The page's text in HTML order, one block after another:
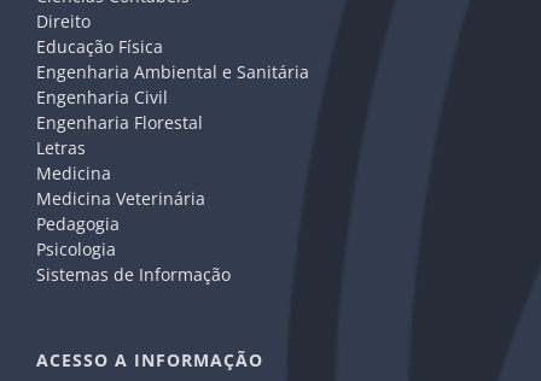
Direito
Educação Física
Engenharia Ambiental e Sanitária
Engenharia Civil
Engenharia Florestal
Letras
Medicina
Medicina Veterinária
Pedagogia
Psicologia
Sistemas de Informação
ACESSO A INFORMAÇÃO